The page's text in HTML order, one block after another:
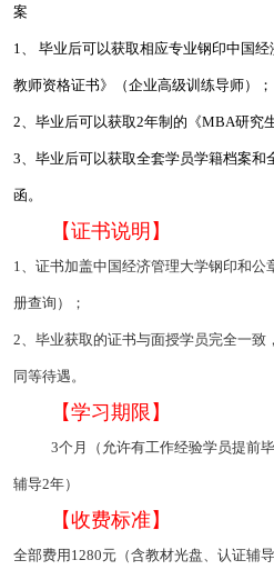
案
1、 毕业后可以获取相应专业钢印中国
教师资格证书》（企业高级训练导师）；
2、毕业后可以获取2年制的《MBA研究
3、毕业后可以获取全套学员学籍档案和
函。
【证书说明】
1、证书加盖中国经济管理大学钢印和公
册查询）；
2、毕业获取的证书与面授学员完全一致
同等待遇。
【学习期限】
3个月（允许有工作经验学员提前
辅导2年）
【收费标准】
全部费用1280元（含教材光盘、认证辅